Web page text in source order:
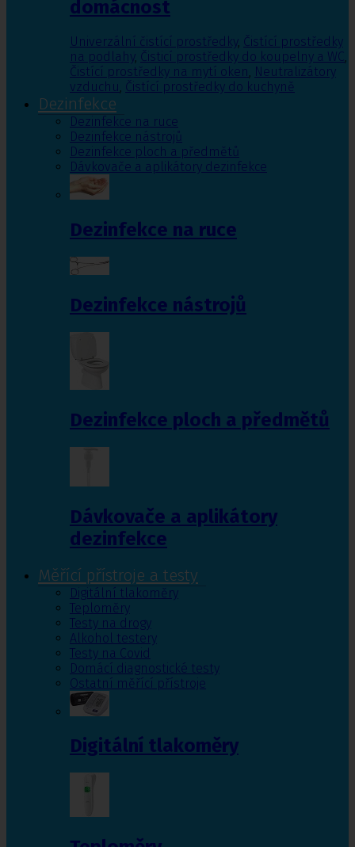
domácnost
Univerzální čistící prostředky, Čistící prostředky
na podlahy, Čisticí prostředky do koupelny a WC,
Čistící prostředky na mytí oken, Neutralizátory
vzduchu, Čistící prostředky do kuchyně
Dezinfekce
Dezinfekce na ruce
Dezinfekce nástrojů
Dezinfekce ploch a předmětů
Dávkovače a aplikátory dezinfekce
Dezinfekce na ruce
Dezinfekce nástrojů
Dezinfekce ploch a předmětů
Dávkovače a aplikátory
dezinfekce
Měřící přístroje a testy
Digitální tlakoměry
Teploměry
Testy na drogy
Alkohol testery
Testy na Covid
Domácí diagnostické testy
Ostatní měřící přístroje
Digitální tlakoměry